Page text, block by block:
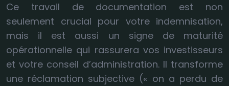
Ce travail de documentation est non
seulement crucial pour votre indemnisation,
mais il est aussi un signe de maturité
opérationnelle qui rassurera vos investisseurs
et votre conseil d’administration. Il transforme
une réclamation subjective (« on a perdu de